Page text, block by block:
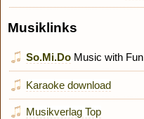
Musiklinks
So.Mi.Do Music with Fun
Karaoke download
Musikverlag Top